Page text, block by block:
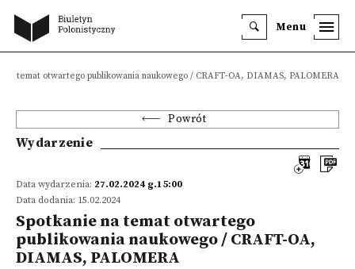
Menu
na temat otwartego publikowania naukowego / CRAFT-OA, DIAMAS, PALOMERA
Powrót
Wydarzenie
Data wydarzenia: 27.02.2024 g.15:00
Data dodania: 15.02.2024
Spotkanie na temat otwartego
publikowania naukowego / CRAFT-OA,
DIAMAS, PALOMERA